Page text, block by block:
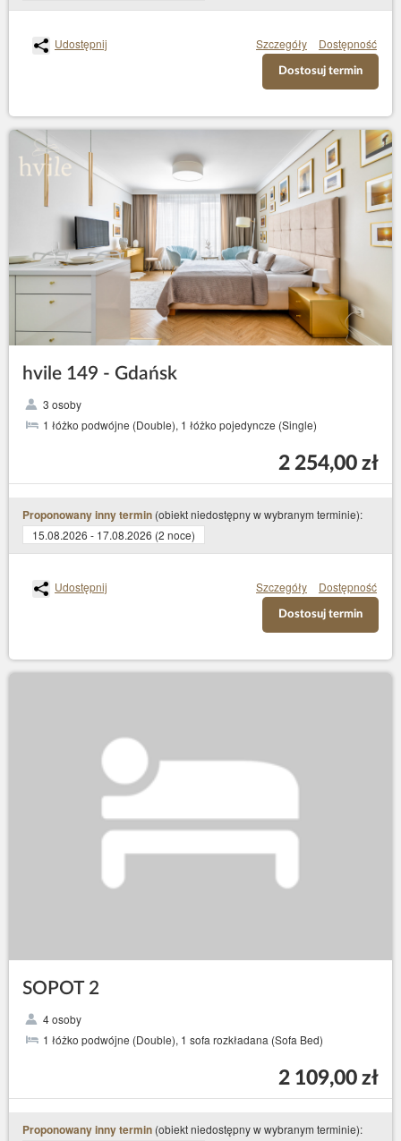
Udostępnij Szczegóły Dostępność
Dostosuj termin
hvile 149 - Gdańsk
3 osoby
1 łóżko podwójne (Double), 1 łóżko pojedyncze (Single)
2 254,00 zł
Proponowany inny termin (obiekt niedostępny w wybranym terminie):
15.08.2026 - 17.08.2026 (2 noce)
Udostępnij Szczegóły Dostępność
Dostosuj termin
SOPOT 2
4 osoby
1 łóżko podwójne (Double), 1 sofa rozkładana (Sofa Bed)
2 109,00 zł
Proponowany inny termin (obiekt niedostępny w wybranym terminie):